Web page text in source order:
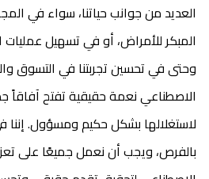
العديد من جوانب حياتنا، سواء في
المبكر للأمراض، أو في تسهيل عمليات
وحتى في تحسين تجربتنا في التسوق
الاصطناعي نعمة حقيقية تفتح آفاقاً
لاستغلالها بشكل حكيم ومسؤول.
بالفرص، ويجب أن نعمل جميعًا على